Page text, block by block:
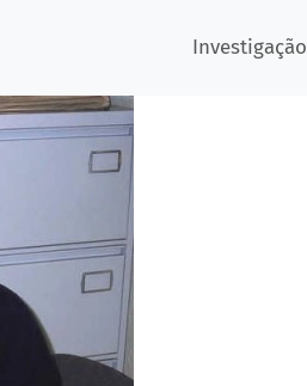
Investigação